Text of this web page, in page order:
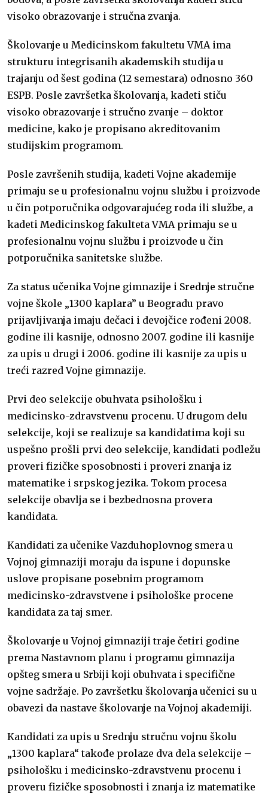
visoko obrazovanje i stručna zvanja.
Školovanje u Medicinskom fakultetu VMA ima
strukturu integrisanih akademskih studija u
trajanju od šest godina (12 semestara) odnosno 360
ESPB. Posle završetka školovanja, kadeti stiču
visoko obrazovanje i stručno zvanje – doktor
medicine, kako je propisano akreditovanim
studijskim programom.
Posle završenih studija, kadeti Vojne akademije
primaju se u profesionalnu vojnu službu i proizvode
u čin potporučnika odgovarajućeg roda ili službe, a
kadeti Medicinskog fakulteta VMA primaju se u
profesionalnu vojnu službu i proizvode u čin
potporučnika sanitetske službe.
Za status učenika Vojne gimnazije i Srednje stručne
vojne škole „1300 kaplara” u Beogradu pravo
prijavljivanja imaju dečaci i devojčice rođeni 2008.
godine ili kasnije, odnosno 2007. godine ili kasnije
za upis u drugi i 2006. godine ili kasnije za upis u
treći razred Vojne gimnazije.
Prvi deo selekcije obuhvata psihološku i
medicinsko-zdravstvenu procenu. U drugom delu
selekcije, koji se realizuje sa kandidatima koji su
uspešno prošli prvi deo selekcije, kandidati podležu
proveri fizičke sposobnosti i proveri znanja iz
matematike i srpskog jezika. Tokom procesa
selekcije obavlja se i bezbednosna provera
kandidata.
Kandidati za učenike Vazduhoplovnog smera u
Vojnoj gimnaziji moraju da ispune i dopunske
uslove propisane posebnim programom
medicinsko-zdravstvene i psihološke procene
kandidata za taj smer.
Školovanje u Vojnoj gimnaziji traje četiri godine
prema Nastavnom planu i programu gimnazija
opšteg smera u Srbiji koji obuhvata i specifične
vojne sadržaje. Po završetku školovanja učenici su u
obavezi da nastave školovanje na Vojnoj akademiji.
Kandidati za upis u Srednju stručnu vojnu školu
„1300 kaplara“ takođe prolaze dva dela selekcije –
psihološku i medicinsko-zdravstvenu procenu i
proveru fizičke sposobnosti i znanja iz matematike